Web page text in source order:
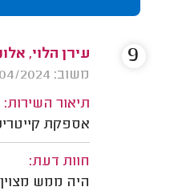
עירן הלוי,
משוב: 11/04/2024
תיאור השירות:
אספקת
חוות דעת:
היה ממש
9